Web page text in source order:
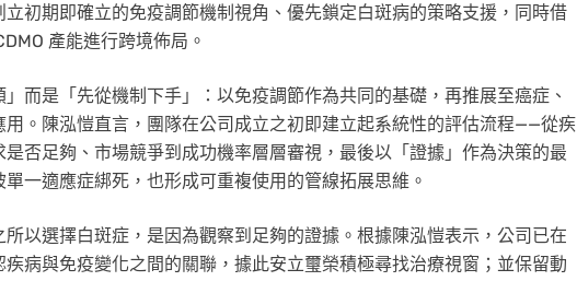
初期即確立的免疫調節機制視角、優先鎖定白斑病的策略支援，同時借
產能進行跨境佈局。
而是「先從機制下手」：以免疫調節作為共同的基礎，再推展至癌症、
。陳泓愷直言，團隊在公司成立之初即建立起系統性的評估流程——從疾
否足夠、市場競爭到成功機率層層審視，最後以「證據」作為決策的最
一適應症綁死，也形成可重複使用的管線拓展思維。
以選擇白斑症，是因為觀察到足夠的證據。根據陳泓愷表示，公司已在
病與免疫變化之間的關聯，據此安立璽榮積極尋找治療視窗；並保留動